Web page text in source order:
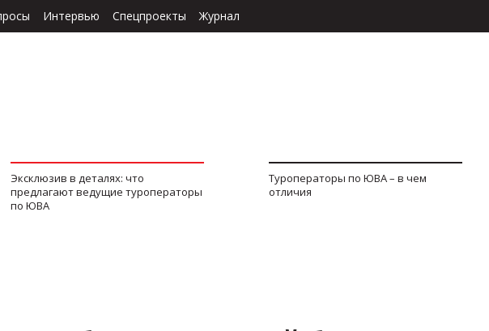
Интервью Спецпроекты Журнал
Эксклюзив в деталях: что
предлагают ведущие туроператоры
по ЮВА
Туроператоры по ЮВА – в чем
отличия